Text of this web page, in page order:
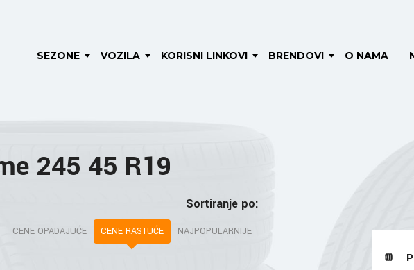
SEZONE VOZILA KORISNI LINKOVI BRENDOVI O NAMA
245 45 R19
Sortiranje po:
CENE OPADAJUĆE CENE RASTUĆE NAJPOPULARNIJE